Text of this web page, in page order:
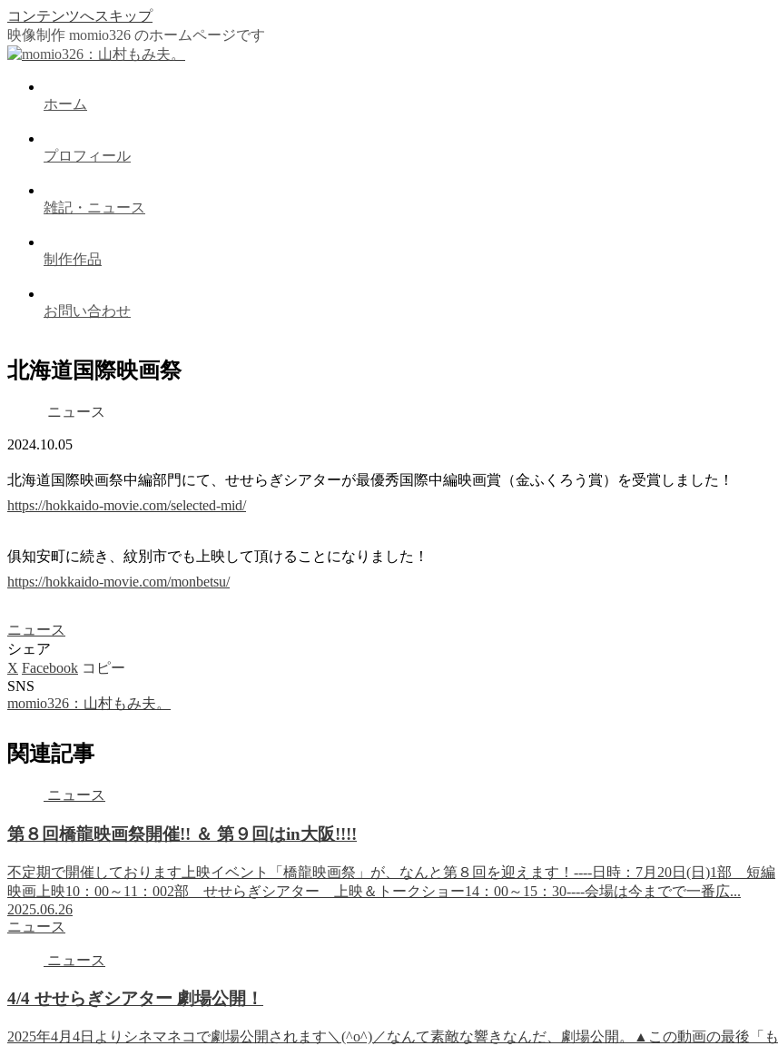
コンテンツへスキップ
映像制作 momio326 のホームページです
ホーム
プロフィール
雑記・ニュース
制作作品
お問い合わせ
北海道国際映画祭
ニュース
2024.10.05
北海道国際映画祭中編部門にて、せせらぎシアターが最優秀国際中編映画賞（金ふくろう賞）を受賞しました！
https://hokkaido-movie.com/selected-mid/
俱知安町に続き、紋別市でも上映して頂けることになりました！
https://hokkaido-movie.com/monbetsu/
ニュース
シェア
X Facebook コピー
SNS
momio326：山村もみ夫。
関連記事
ニュース
第８回橋龍映画祭開催!! ＆ 第９回はin大阪!!!!
不定期で開催しております上映イベント「橋龍映画祭」が、なんと第８回を迎えます！----日時：7月20日(日)1部 短編
映画上映10：00～11：002部 せせらぎシアター 上映＆トークショー14：00～15：30----会場は今までで一番広...
2025.06.26
ニュース
ニュース
4/4 せせらぎシアター 劇場公開！
2025年4月4日よりシネマネコで劇場公開されます＼(^o^)／なんて素敵な響きなんだ、劇場公開。▲この動画の最後「も